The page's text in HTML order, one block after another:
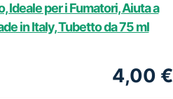
Ideale per i Fumatori, Aiuta a
in Italy, Tubetto da 75 ml
4,00 €